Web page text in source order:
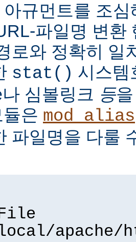
아규먼트를 조
파일명 변환
로와 정확히 일
stat() 시스템
심볼링크 등
은 mod_alias
파일명을 다룰
apache/